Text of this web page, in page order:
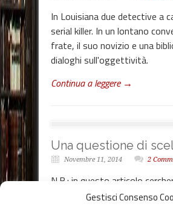
Gestisci Consenso
In Louisiana due detective a
serial killer. In un lontano
frate, il suo novizio e una
dialoghi sull'oggettività.
Continua a leggere →
Una questione di
Novembre 11, 2014 2
N.B.: in questo articolo
venderti qualcosa ma